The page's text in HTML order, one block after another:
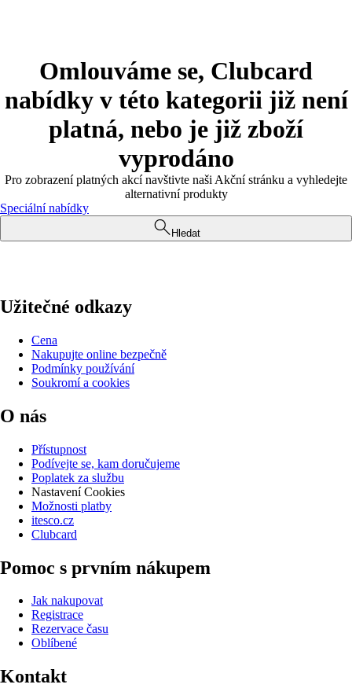
Omlouváme se, Clubcard
nabídky v této kategorii již není
platná, nebo je již zboží
vyprodáno
Pro zobrazení platných akcí navštivte naši Akční stránku a vyhledejte
alternativní produkty
Speciální nabídky
Hledat
Užitečné odkazy
Cena
Nakupujte online bezpečně
Podmínky používání
Soukromí a cookies
O nás
Přístupnost
Podívejte se, kam doručujeme
Poplatek za službu
Nastavení Cookies
Možnosti platby
itesco.cz
Clubcard
Pomoc s prvním nákupem
Jak nakupovat
Registrace
Rezervace času
Oblíbené
Kontakt